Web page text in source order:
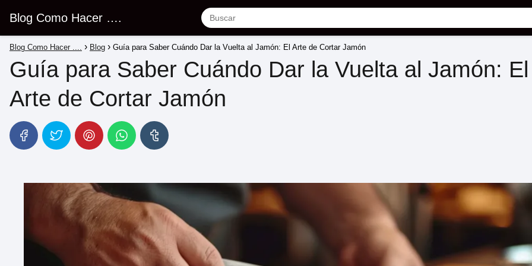
Blog Como Hacer ….
Blog Como Hacer .... Blog Guía para Saber Cuándo Dar la Vuelta al Jamón: El Arte de Cortar Jamón
Guía para Saber Cuándo Dar la Vuelta al Jamón: El
Arte de Cortar Jamón